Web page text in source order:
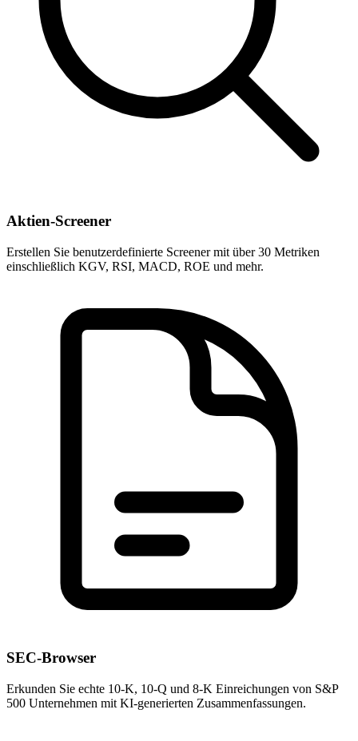
Aktien-Screener
Erstellen Sie benutzerdefinierte Screener mit über 30 Metriken
einschließlich KGV, RSI, MACD, ROE und mehr.
SEC-Browser
Erkunden Sie echte 10-K, 10-Q und 8-K Einreichungen von S&P
500 Unternehmen mit KI-generierten Zusammenfassungen.